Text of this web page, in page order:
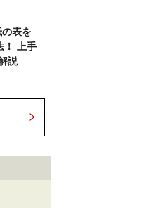
表を
！ 上手
説